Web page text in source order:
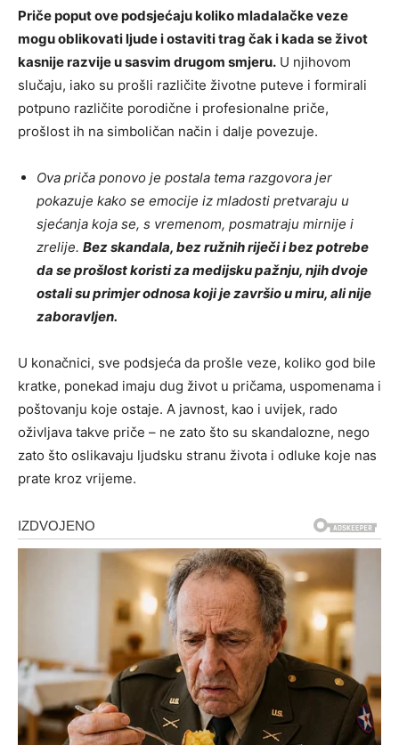
Priče poput ove podsjećaju koliko mladalačke veze
mogu oblikovati ljude i ostaviti trag čak i kada se život
kasnije razvije u sasvim drugom smjeru. U njihovom
slučaju, iako su prošli različite životne puteve i formirali
potpuno različite porodične i profesionalne priče,
prošlost ih na simboličan način i dalje povezuje.
Ova priča ponovo je postala tema razgovora jer
pokazuje kako se emocije iz mladosti pretvaraju u
sjećanja koja se, s vremenom, posmatraju mirnije i
zrelije. Bez skandala, bez ružnih riječi i bez potrebe
da se prošlost koristi za medijsku pažnju, njih dvoje
ostali su primjer odnosa koji je završio u miru, ali nije
zaboravljen.
U konačnici, sve podsjeća da prošle veze, koliko god bile
kratke, ponekad imaju dug život u pričama, uspomenama i
poštovanju koje ostaje. A javnost, kao i uvijek, rado
oživljava takve priče – ne zato što su skandalozne, nego
zato što oslikavaju ljudsku stranu života i odluke koje nas
prate kroz vrijeme.